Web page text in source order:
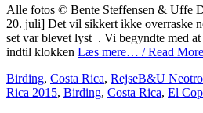
Alle fotos © Bente Steffensen & Uffe
20. juli] Det vil sikkert ikke overraske
set var blevet lyst . Vi begyndte med
indtil klokken Læs mere… / Read
Categories
Birding, Costa Rica, RejseTags
B&U
Rica 2015, Birding, Costa Rica, El